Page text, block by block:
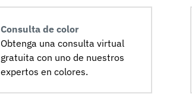
Consulta de color
Obtenga una consulta virtual
gratuita con uno de nuestros
expertos en colores.